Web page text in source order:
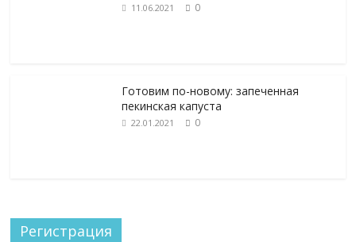
11.06.2021 0
Готовим по-новому: запеченная
пекинская капуста
22.01.2021 0
Регистрация